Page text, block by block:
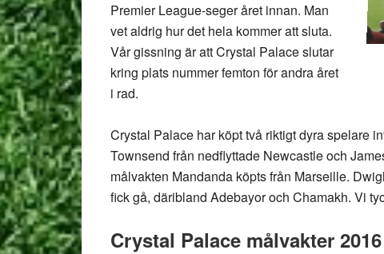
Premier League-seger året innan. Man
vet aldrig hur det hela kommer att sluta.
Vår gissning är att Crystal Palace slutar
kring plats nummer femton för andra året
i rad.
Crystal Palace har köpt två riktigt dyra spelare
Townsend från nedflyttade Newcastle och
målvakten Mandanda köpts från Marseille.
fick gå, däribland Adebayor och Chamakh. Vi
Crystal Palace målvakter 2016